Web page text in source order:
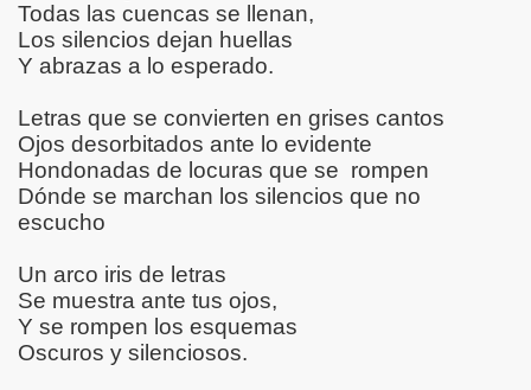
Todas las cuencas se llenan,
Los silencios dejan huellas
Y abrazas a lo esperado.
Letras que se convierten en grises cantos
Ojos desorbitados ante lo evidente
Hondonadas de locuras que se rompen
Dónde se marchan los silencios que no
escucho
Un arco iris de letras
Se muestra ante tus ojos,
Y se rompen los esquemas
Oscuros y silenciosos.
DE TRABAJO Y ALUMNOS
I - POR FANNY JEM WONG
CITAS ILUSTRADOS-